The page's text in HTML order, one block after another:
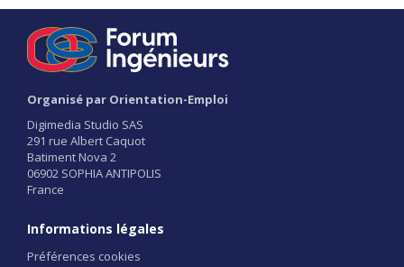
Organisé par Orientation-Emploi
Digimedia Studio SAS
291 rue Albert Caquot
Batiment Nova 2
06902 SOPHIA ANTIPOLIS
France
Informations légales
Préférences cookies